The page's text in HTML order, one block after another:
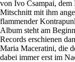
von Ivo Csampai, dem
Mitschnitt mit ihm
flammender
Album steht am
Records erschienen
Maria Maceratini, die
dabei immer erst im